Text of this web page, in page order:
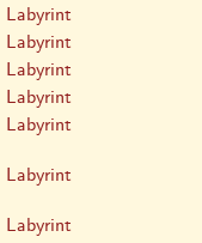
Labyrint
Labyrint
Labyrint
Labyrint
Labyrint
Labyrint
Labyrint